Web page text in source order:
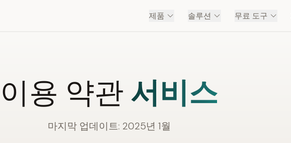
제품 솔루션 무료 도구
이용 약관 서비스
마지막 업데이트: 2025년 1월